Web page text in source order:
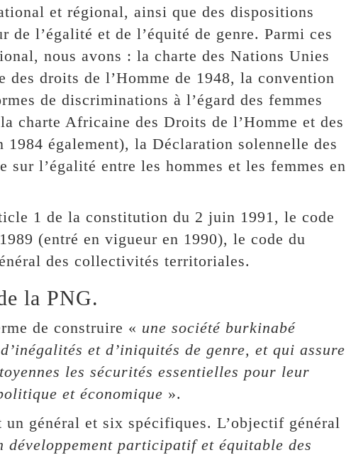
et régional, ainsi que des dispositions
de l’égalité et de l’équité de genre. Parmi ces
nous avons : la charte des Nations Unies
droits de l’Homme de 1948, la convention
de discriminations à l’égard des femmes
charte Africaine des Droits de l’Homme et des
également), la Déclaration solennelle des
sur l’égalité entre les hommes et les femmes en
1 de la constitution du 2 juin 1991, le code
(entré en vigueur en 1990), le code du
des collectivités territoriales.
la PNG.
de construire « une société burkinabé
et d’iniquités de genre, et qui assure
les sécurités essentielles pour leur
et économique ».
général et six spécifiques. L’objectif général
développement participatif et équitable des